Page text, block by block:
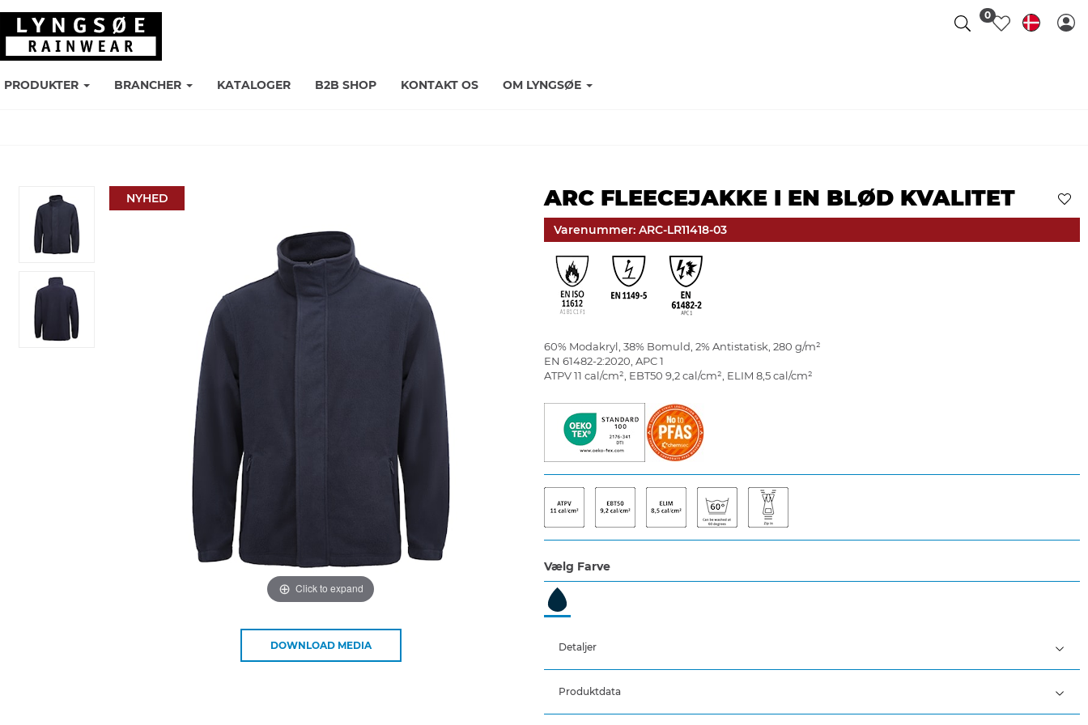
PRODUKTER BRANCHER KATALOGER B2B SHOP KONTAKT OS OM LYNGSØE
0
Click to expand
DOWNLOAD MEDIA
NYHED ARC FLEECEJAKKE I EN BLØD KVALITET
Varenummer: ARC-LR11418-03
60% Modakryl, 38% Bomuld, 2% Antistatisk, 280 g/m²
EN 61482-2:2020, APC 1
ATPV 11 cal/cm², EBT50 9,2 cal/cm², ELIM 8,5 cal/cm²
Vælg Farve
Detaljer
To sidelommer med lynlås
Produktdata